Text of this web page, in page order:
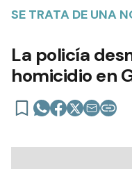
Añadir como fuente en
SE TRATA DE UNA
La policía